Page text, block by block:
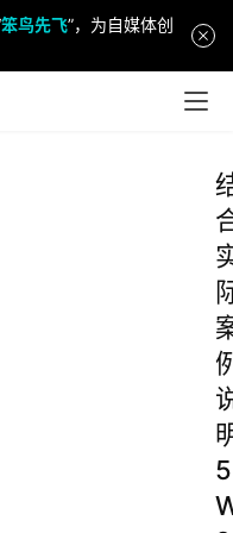
笨鸟先飞”，为自媒体创
5